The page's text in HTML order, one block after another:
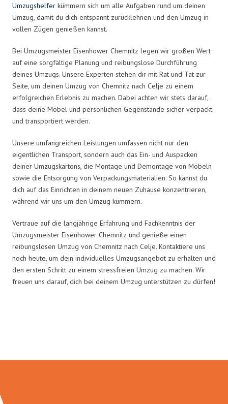
Umzugshelfer kümmern sich um alle Aufgaben rund um deinen
Umzug, damit du dich entspannt zurücklehnen und den Umzug in
vollen Zügen genießen kannst.
Bei Umzugsmeister Eisenhower Chemnitz legen wir großen Wert
auf eine sorgfältige Planung und reibungslose Durchführung
deines Umzugs. Unsere Experten stehen dir mit Rat und Tat zur
Seite, um deinen Umzug von Chemnitz nach Celje zu einem
erfolgreichen Erlebnis zu machen. Dabei achten wir stets darauf,
dass deine Möbel und persönlichen Gegenstände sicher verpackt
und transportiert werden.
Unsere umfangreichen Leistungen umfassen nicht nur den
eigentlichen Transport, sondern auch das Ein- und Auspacken
deiner Umzugskartons, die Montage und Demontage von Möbeln
sowie die Entsorgung von Verpackungsmaterialien. So kannst du
dich auf das Einrichten in deinem neuen Zuhause konzentrieren,
während wir uns um den Umzug kümmern.
Vertraue auf die langjährige Erfahrung und Fachkenntnis der
Umzugsmeister Eisenhower Chemnitz und genieße einen
reibungslosen Umzug von Chemnitz nach Celje. Kontaktiere uns
noch heute, um dein individuelles Umzugsangebot zu erhalten und
den ersten Schritt zu einem stressfreien Umzug zu machen. Wir
freuen uns darauf, dich bei deinem Umzug unterstützen zu dürfen!